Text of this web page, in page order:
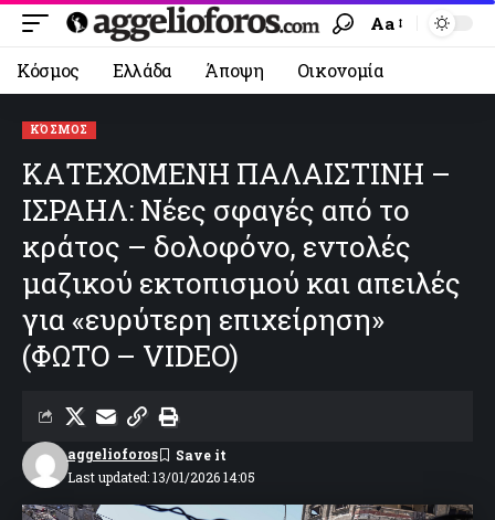
Aa
Κόσμος Ελλάδα Άποψη Οικονομία
ΚΌΣΜΟΣ
ΚΑΤΕΧΟΜΕΝΗ ΠΑΛΑΙΣΤΙΝΗ –
ΙΣΡΑΗΛ: Νέες σφαγές από το
κράτος – δολοφόνο, εντολές
μαζικού εκτοπισμού και απειλές
για «ευρύτερη επιχείρηση»
(ΦΩΤΟ – VIDEO)
Last updated: 13/01/2026 14:05
aggelioforos